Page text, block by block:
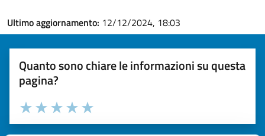
Ultimo aggiornamento: 12/12/2024, 18:03
Quanto sono chiare le informazioni su questa
pagina?
Valuta la chiarezza delle informazioni (da 1 a 5 stelle)
Seleziona il numero di stelle per valutare la chiarezza delle
Valuta 5 stelle su 5
Valuta 4 stelle su 5
Valuta 3 stelle su 5
Valuta 2 stelle su 5
Valuta 1 stelle su 5